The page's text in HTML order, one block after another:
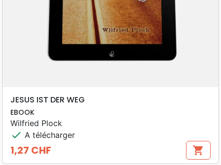
JESUS IST DER WEG
EBOOK
Wilfried Plock
check A télécharger
Prix
1,27 CHF shopping_cart